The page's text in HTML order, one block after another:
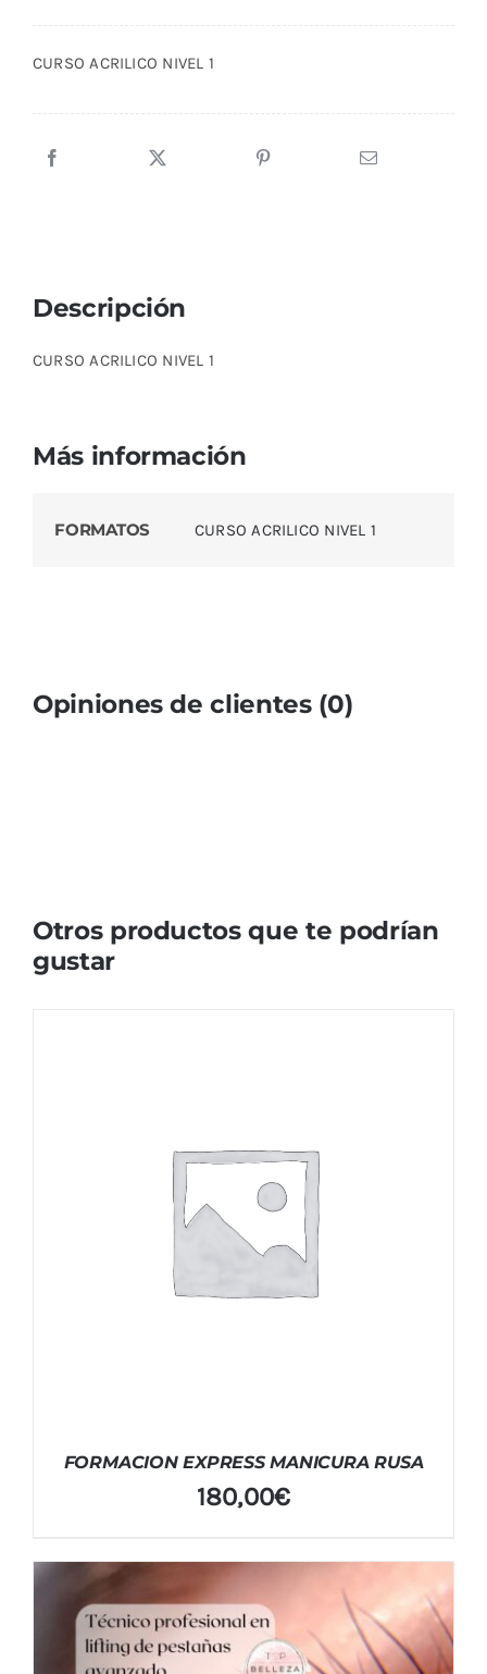
1
CURSO ACRILICO NIVEL 1
Descripción
CURSO ACRILICO NIVEL 1
Más información
FORMATOS CURSO ACRILICO NIVEL 1
Opiniones de clientes (0)
Otros productos que te podrían
gustar
FORMACION EXPRESS MANICURA RUSA
180,00€